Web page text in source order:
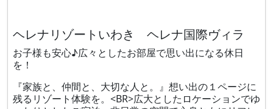
ヘレナリゾートいわき ヘレナ国際ヴィラ
お子様も安心♪広々としたお部屋で思い出になる休日
を！
『家族と、仲間と、大切な人と。』想い出の１ページに
残るリゾート体験を。<BR>広大としたロケーションでゆ